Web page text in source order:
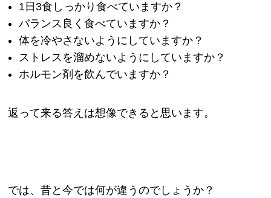
1日3食しっかり食べていますか？
バランス良く食べていますか？
体を冷やさないようにしていますか？
ストレスを溜めないようにしていますか？
ホルモン剤を飲んでいますか？
返って来る答えは想像できると思います。
では、昔と今では何が違うのでしょうか？